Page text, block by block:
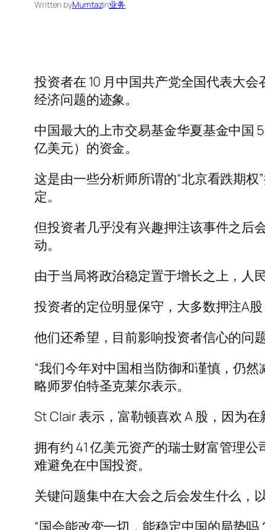
Written byMumtazin业务
投资者在 10 月中国共产党全国代表大
经济问题的迹象。
中国最大的上市交易基金华夏基金中国
亿美元）的资金。
这是由一些分析师所谓的“北京看跌期
定。
但投资者几乎没有兴趣押注该事件之后
动。
由于当局将政治稳定置于增长之上，人
投资者的定位明显保守，大多数押注A
他们还希望，目前影响投资者信心的问
“我们今年对中国相当防御和谨慎，仍
略师罗伯特圣克莱尔表示。
St Clair 表示，富勒顿喜欢 A 股，因为
拥有约 41 亿美元资产的瑞士财富管理
难避免在中国投资。
关键问题集中在大会之后会发生什么，